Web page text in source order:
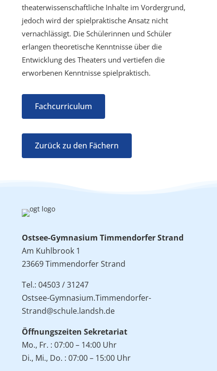
theaterwissenschaftliche Inhalte im Vordergrund,
jedoch wird der spielpraktische Ansatz nicht
vernachlässigt. Die Schülerinnen und Schüler
erlangen theoretische Kenntnisse über die
Entwicklung des Theaters und vertiefen die
erworbenen Kenntnisse spielpraktisch.
Fachcurriculum
Zurück zu den Fächern
Ostsee-Gymnasium Timmendorfer Strand
Am Kuhlbrook 1
23669 Timmendorfer Strand
Tel.: 04503 / 31247
Ostsee-Gymnasium.Timmendorfer-
Strand@schule.landsh.de
Öffnungszeiten Sekretariat
Mo., Fr. : 07:00 – 14:00 Uhr
Di., Mi., Do. : 07:00 – 15:00 Uhr